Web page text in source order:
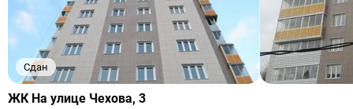
Сдан
Ссылка
ЖК На улице Чехова, 3